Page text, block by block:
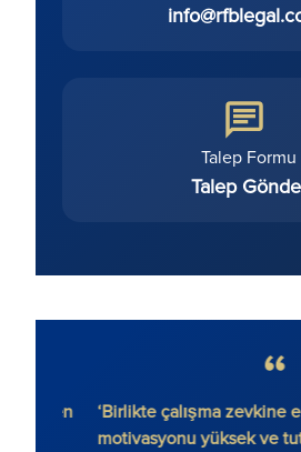
Talep Formu
Talep
‘Birlikte çalışma zevkine
motivasyonu yüksek ve